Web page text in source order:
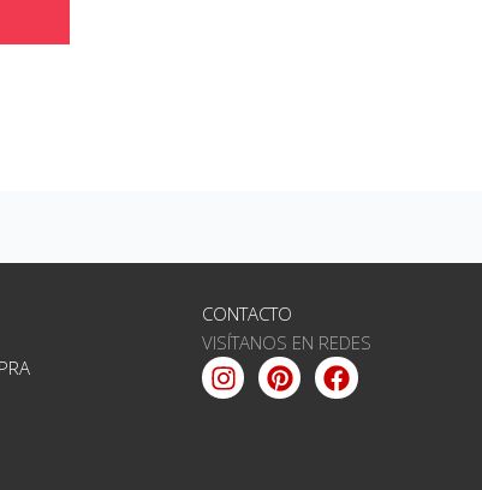
CONTACTO
VISÍTANOS EN REDES
Instagram
PinterestFacebook